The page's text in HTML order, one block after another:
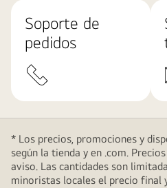
Soporte de
pedidos
* Los precios, promociones y
según la tienda y en .com.
aviso. Las cantidades son
minoristas locales el precio final